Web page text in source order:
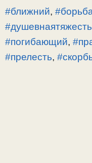
#ближний,
#душевнаятяжесть
#погибающий,
#прелесть,